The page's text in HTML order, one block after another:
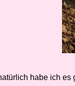
habe ich es